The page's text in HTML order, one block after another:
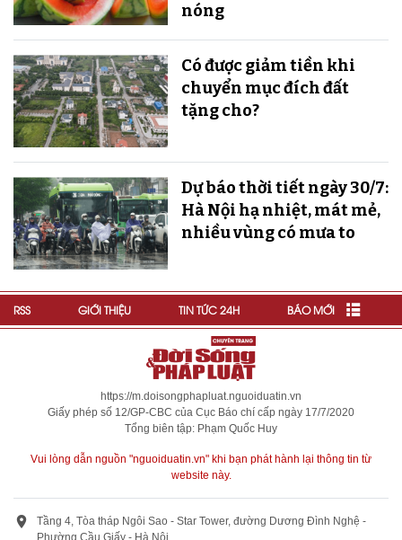
nóng
Có được giảm tiền khi
chuyển mục đích đất
tặng cho?
Dự báo thời tiết ngày 30/7:
Hà Nội hạ nhiệt, mát mẻ,
nhiều vùng có mưa to
RSS GIỚI THIỆU TIN TỨC 24H BÁO MỚI
https://m.doisongphapluat.nguoiduatin.vn
Giấy phép số 12/GP-CBC của Cục Báo chí cấp ngày 17/7/2020
Tổng biên tập: Phạm Quốc Huy
Vui lòng dẫn nguồn "nguoiduatin.vn" khi bạn phát hành lại thông tin từ
website này.
Tầng 4, Tòa tháp Ngôi Sao - Star Tower, đường Dương Đình Nghệ -